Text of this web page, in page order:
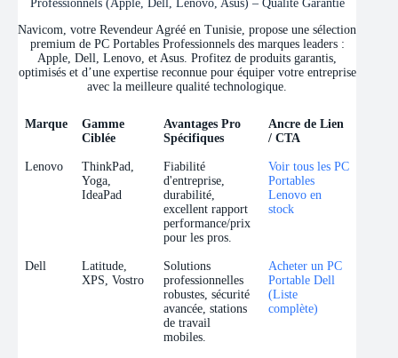
Professionnels (Apple, Dell, Lenovo, Asus) – Qualité Garantie
Navicom, votre Revendeur Agréé en Tunisie, propose une sélection
premium de PC Portables Professionnels des marques leaders :
Apple, Dell, Lenovo, et Asus. Profitez de produits garantis,
optimisés et d’une expertise reconnue pour équiper votre entreprise
avec la meilleure qualité technologique.
Marque
Gamme
Ciblée
Avantages Pro
Spécifiques
Ancre de Lien
/ CTA
Marque
Gamme
Ciblée
Avantages Pro
Spécifiques
Ancre de Lien
/ CTA
Lenovo
ThinkPad,
Yoga,
IdeaPad
Fiabilité
d'entreprise,
durabilité,
excellent rapport
performance/prix
pour les pros.
Voir tous les PC
Portables
Lenovo en
stock
Dell
Latitude,
XPS, Vostro
Solutions
professionnelles
robustes, sécurité
avancée, stations
de travail
mobiles.
Acheter un PC
Portable Dell
(Liste
complète)